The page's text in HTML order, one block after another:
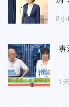
8小
毒
1